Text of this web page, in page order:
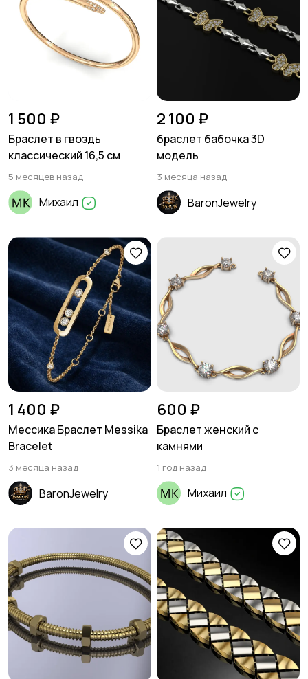
1 500 ₽
Браслет в гвоздь
классический 16,5 см
5 месяцев назад
Михаил
2 100 ₽
браслет бабочка 3D
модель
3 месяца назад
BaronJewelry
1 400 ₽
Мессика Браслет Messika
Bracelet
3 месяца назад
BaronJewelry
600 ₽
Браслет женский с
камнями
1 год назад
Михаил